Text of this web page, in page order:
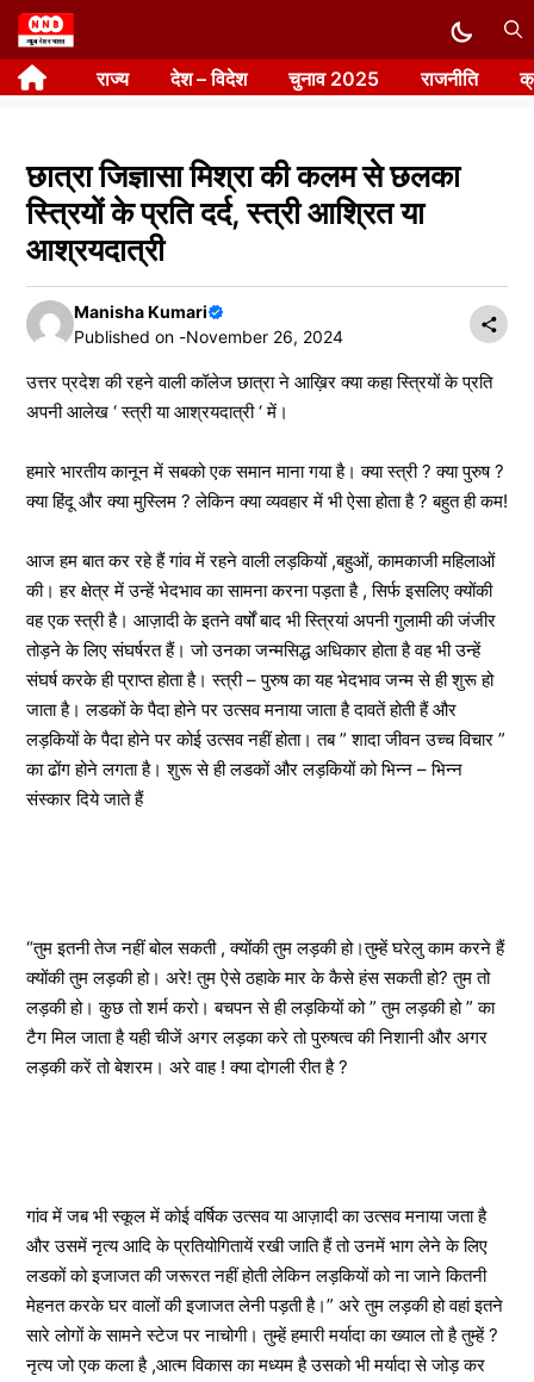
Skip
to
content राज्य देश – विदेश चुनाव 2025 राजनीति
छात्रा जिज्ञासा मिश्रा की कलम से छलका
स्त्रियों के प्रति दर्द, स्त्री आश्रित या
आश्रयदात्री
Manisha Kumari
Published on -November 26, 2024
उत्तर प्रदेश की रहने वाली कॉलेज छात्रा ने आख़िर क्या कहा स्त्रियों के प्रति
अपनी आलेख ‘ स्त्री या आश्रयदात्री ‘ में।
हमारे भारतीय कानून में सबको एक समान माना गया है। क्या स्त्री ? क्या पुरुष ?
क्या हिंदू और क्या मुस्लिम ? लेकिन क्या व्यवहार में भी ऐसा होता है ? बहुत ही कम!
आज हम बात कर रहे हैं गांव में रहने वाली लड़कियों ,बहुओं, कामकाजी महिलाओं
की। हर क्षेत्र में उन्हें भेदभाव का सामना करना पड़ता है , सिर्फ इसलिए क्योंकी
वह एक स्त्री है। आज़ादी के इतने वर्षों बाद भी स्त्रियां अपनी गुलामी की जंजीर
तोड़ने के लिए संघर्षरत हैं। जो उनका जन्मसिद्ध अधिकार होता है वह भी उन्हें
संघर्ष करके ही प्राप्त होता है। स्त्री – पुरुष का यह भेदभाव जन्म से ही शुरू हो
जाता है। लडकों के पैदा होने पर उत्सव मनाया जाता है दावतें होती हैं और
लड़कियों के पैदा होने पर कोई उत्सव नहीं होता। तब ” शादा जीवन उच्च विचार ”
का ढोंग होने लगता है। शुरू से ही लडकों और लड़कियों को भिन्न – भिन्न
संस्कार दिये जाते हैं
“तुम इतनी तेज नहीं बोल सकती , क्योंकी तुम लड़की हो।तुम्हें घरेलु काम करने हैं
क्योंकी तुम लड़की हो। अरे! तुम ऐसे ठहाके मार के कैसे हंस सकती हो? तुम तो
लड़की हो। कुछ तो शर्म करो। बचपन से ही लड़कियों को ” तुम लड़की हो ” का
टैग मिल जाता है यही चीजें अगर लड़का करे तो पुरुषत्व की निशानी और अगर
लड़की करें तो बेशरम। अरे वाह ! क्या दोगली रीत है ?
गांव में जब भी स्कूल में कोई वर्षिक उत्सव या आज़ादी का उत्सव मनाया जता है
और उसमें नृत्य आदि के प्रतियोगितायें रखी जाति हैं तो उनमें भाग लेने के लिए
लडकों को इजाजत की जरूरत नहीं होती लेकिन लड़कियों को ना जाने कितनी
मेहनत करके घर वालों की इजाजत लेनी पड़ती है।” अरे तुम लड़की हो वहां इतने
सारे लोगों के सामने स्टेज पर नाचोगी। तुम्हें हमारी मर्यादा का ख्याल तो है तुम्हें ?
नृत्य जो एक कला है ,आत्म विकास का मध्यम है उसको भी मर्यादा से जोड़ कर